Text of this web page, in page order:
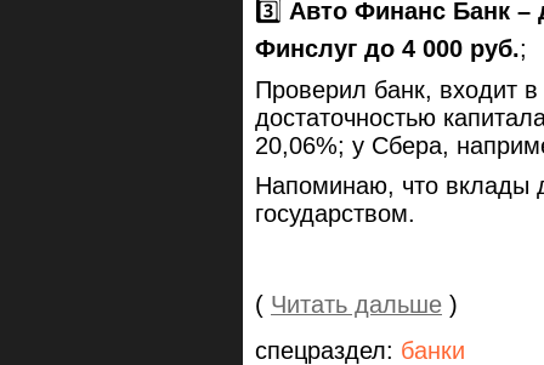
3️⃣ Авто Финанс Банк –
Финслуг до 4 000 руб.;
Проверил банк, входит
достаточностью
20,06%; у Сбера,
Напоминаю, что вклады
государством.
( Читать дальше )
спецраздел: банки